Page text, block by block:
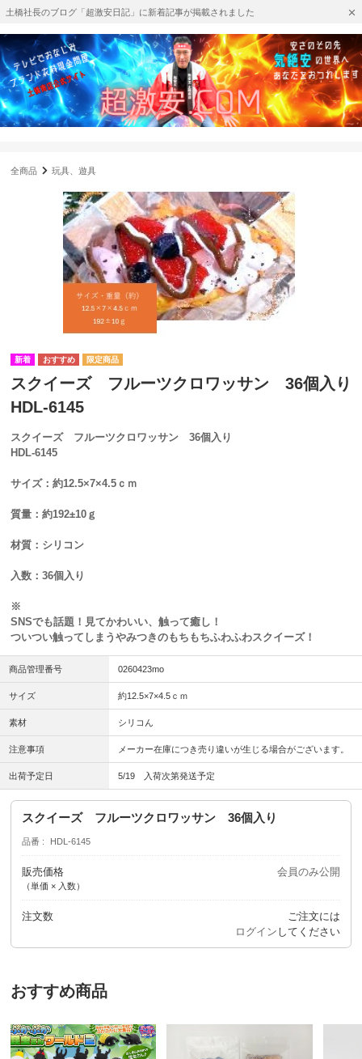
土橋社長のブログ「超激安日記」に新着記事が掲載されました
全商品 玩具、遊具
スクイーズ フルーツクロワッサン 36個入り
HDL-6145
スクイーズ フルーツクロワッサン 36個入り
HDL-6145
サイズ： 約12.5×7×4.5ｃｍ
質量：約192±10ｇ
材質：シリコン
入数：36個入り
※
SNSでも話題！見てかわいい、触って癒し！
ついつい触ってしまうやみつきのもちもちふわふわスクイーズ！
商品管理番号 0260423mo
サイズ 約12.5×7×4.5ｃｍ
素材 シリコん
注意事項 メーカー在庫につき売り違いが生じる場合がございます。
出荷予定日 5/19 入荷次第発送予定
スクイーズ フルーツクロワッサン 36個入り
品番 HDL-6145
販売価格
（単価 × 入数）
会員のみ公開
注文数
ご注文には
ログイン してください
おすすめ商品